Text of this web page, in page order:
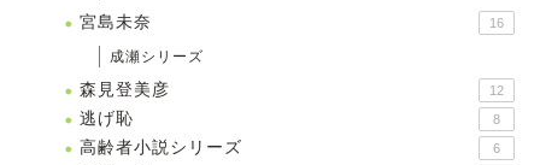
宮島未奈 16
成瀬シリーズ
森見登美彦 12
逃げ恥 8
高齢者小説シリーズ 6